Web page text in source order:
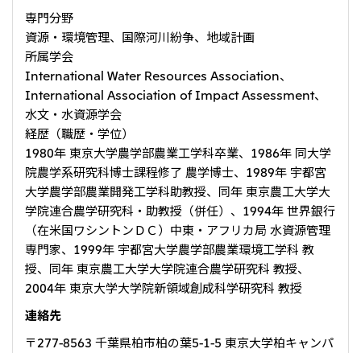
大洋州
豪州三井物産株式会社
専門分野
資源・環境管理、国際河川紛争、地域計画
所属学会
International Water Resources Association、
International Association of Impact Assessment、
水文・水資源学会
経歴（職歴・学位）
1980年 東京大学農学部農業工学科卒業、1986年 同大学
院農学系研究科博士課程修了 農学博士、1989年 宇都宮
大学農学部農業開発工学科助教授、同年 東京農工大学大
学院連合農学研究科・助教授（併任）、1994年 世界銀行
（在米国ワシントンＤＣ）中東・アフリカ局 水資源管理
専門家、1999年 宇都宮大学農学部農業環境工学科 教
授、同年 東京農工大学大学院連合農学研究科 教授、
2004年 東京大学大学院新領域創成科学研究科 教授
連絡先
〒277-8563 千葉県柏市柏の葉5-1-5 東京大学柏キャンパ